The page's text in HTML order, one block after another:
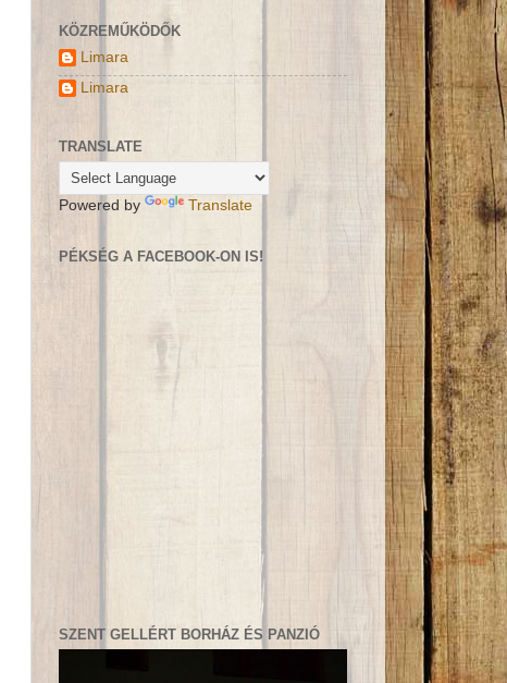
KÖZREMŰKÖDŐK
Limara
Limara
TRANSLATE
Powered by Translate
PÉKSÉG A FACEBOOK-ON IS!
SZENT GELLÉRT BORHÁZ ÉS PANZIÓ